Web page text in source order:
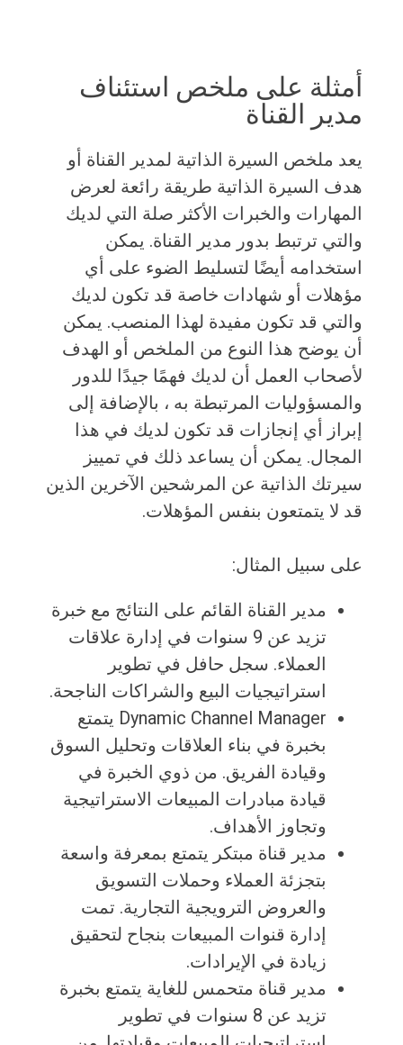
أمثلة على ملخص استئناف
مدير القناة
يعد ملخص السيرة الذاتية لمدير القناة أو
هدف السيرة الذاتية طريقة رائعة لعرض
المهارات والخبرات الأكثر صلة التي لديك
والتي ترتبط بدور مدير القناة. يمكن
استخدامه أيضًا لتسليط الضوء على أي
مؤهلات أو شهادات خاصة قد تكون لديك
والتي قد تكون مفيدة لهذا المنصب. يمكن
أن يوضح هذا النوع من الملخص أو الهدف
لأصحاب العمل أن لديك فهمًا جيدًا للدور
والمسؤوليات المرتبطة به ، بالإضافة إلى
إبراز أي إنجازات قد تكون لديك في هذا
المجال. يمكن أن يساعد ذلك في تمييز
سيرتك الذاتية عن المرشحين الآخرين الذين
قد لا يتمتعون بنفس المؤهلات.
على سبيل المثال:
مدير القناة القائم على النتائج مع خبرة
تزيد عن 9 سنوات في إدارة علاقات
العملاء. سجل حافل في تطوير
استراتيجيات البيع والشراكات الناجحة.
Dynamic Channel Manager يتمتع
بخبرة في بناء العلاقات وتحليل السوق
وقيادة الفريق. من ذوي الخبرة في
قيادة مبادرات المبيعات الاستراتيجية
وتجاوز الأهداف.
مدير قناة مبتكر يتمتع بمعرفة واسعة
بتجزئة العملاء وحملات التسويق
والعروض الترويجية التجارية. تمت
إدارة قنوات المبيعات بنجاح لتحقيق
زيادة في الإيرادات.
مدير قناة متحمس للغاية يتمتع بخبرة
تزيد عن 8 سنوات في تطوير